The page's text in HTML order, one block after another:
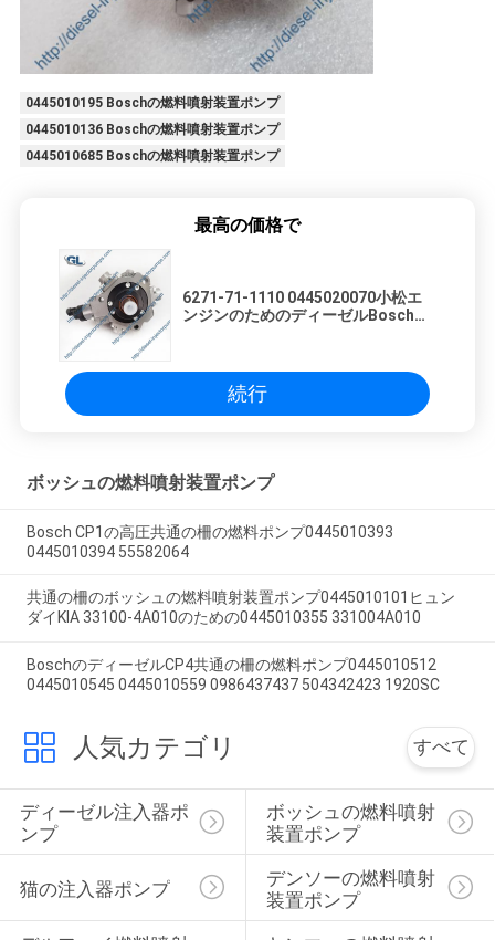
イ
バ
シ
0445010195 Boschの燃料噴射装置ポンプ
0445010136 Boschの燃料噴射装置ポンプ
0445010685 Boschの燃料噴射装置ポンプ
最高の価格で
6271-71-1110 0445020070小松エ
ンジンのためのディーゼルBoschの
続行
ボッシュの燃料噴射装置ポンプ
Bosch CP1の高圧共通の柵の燃料ポンプ0445010393
0445010394 55582064
共通の柵のボッシュの燃料噴射装置ポンプ0445010101ヒュン
ダイKIA 33100-4A010のための0445010355 331004A010
BoschのディーゼルCP4共通の柵の燃料ポンプ0445010512
0445010545 0445010559 0986437437 504342423 1920SC
人気カテゴリ すべて
ディーゼル注入器ポ
ンプ
ボッシュの燃料噴射
装置ポンプ
猫の注入器ポンプ
デンソーの燃料噴射
装置ポンプ